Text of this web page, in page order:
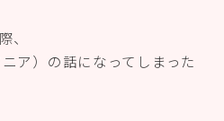
、
ア）の話になってしまった